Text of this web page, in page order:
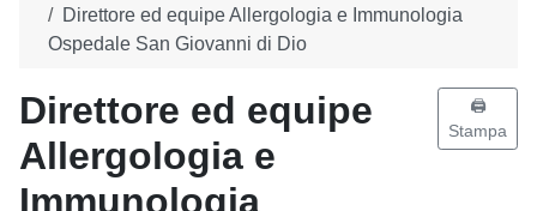
Direttore ed equipe Allergologia e Immunologia
Ospedale San Giovanni di Dio
Direttore ed equipe
Allergologia e
Immunologia
🖨️
Stampa